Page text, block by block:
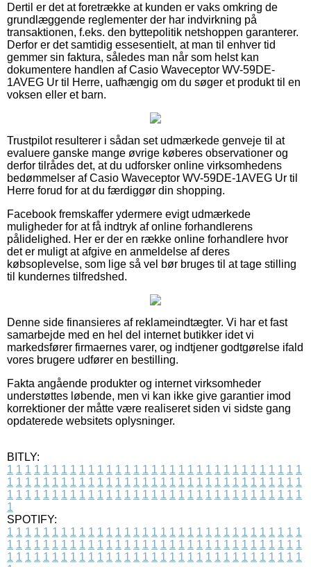
Dertil er det at foretrække at kunden er vaks omkring de
grundlæggende reglementer der har indvirkning på
transaktionen, f.eks. den byttepolitik netshoppen garanterer.
Derfor er det samtidig essesentielt, at man til enhver tid
gemmer sin faktura, således man når som helst kan
dokumentere handlen af Casio Waveceptor WV-59DE-
1AVEG Ur til Herre, uafhængig om du søger et produkt til en
voksen eller et barn.
Trustpilot resulterer i sådan set udmærkede genveje til at
evaluere ganske mange øvrige køberes observationer og
derfor tilrådes det, at du udforsker online virksomhedens
bedømmelser af Casio Waveceptor WV-59DE-1AVEG Ur til
Herre forud for at du færdiggør din shopping.
Facebook fremskaffer ydermere evigt udmærkede
muligheder for at få indtryk af online forhandlerens
pålidelighed. Her er der en række online forhandlere hvor
det er muligt at afgive en anmeldelse af deres
købsoplevelse, som lige så vel bør bruges til at tage stilling
til kundernes tilfredshed.
Denne side finansieres af reklameindtægter. Vi har et fast
samarbejde med en hel del internet butikker idet vi
markedsfører firmaernes varer, og indtjener godtgørelse ifald
vores brugere udfører en bestilling.
Fakta angående produkter og internet virksomheder
understøttes løbende, men vi kan ikke give garantier imod
korrektioner der måtte være realiseret siden vi sidste gang
opdaterede websitets oplysninger.
BITLY:
1 1 1 1 1 1 1 1 1 1 1 1 1 1 1 1 1 1 1 1 1 1 1 1 1 1 1 1 1 1 1 1 1
1 1 1 1 1 1 1 1 1 1 1 1 1 1 1 1 1 1 1 1 1 1 1 1 1 1 1 1 1 1 1 1 1
1 1 1 1 1 1 1 1 1 1 1 1 1 1 1 1 1 1 1 1 1 1 1 1 1 1 1 1 1 1 1 1 1
1
SPOTIFY:
1 1 1 1 1 1 1 1 1 1 1 1 1 1 1 1 1 1 1 1 1 1 1 1 1 1 1 1 1 1 1 1 1
1 1 1 1 1 1 1 1 1 1 1 1 1 1 1 1 1 1 1 1 1 1 1 1 1 1 1 1 1 1 1 1 1
1 1 1 1 1 1 1 1 1 1 1 1 1 1 1 1 1 1 1 1 1 1 1 1 1 1 1 1 1 1 1 1 1